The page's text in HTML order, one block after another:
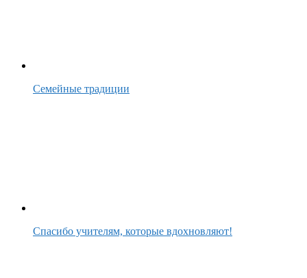
Семейные традиции
Спасибо учителям, которые вдохновляют!